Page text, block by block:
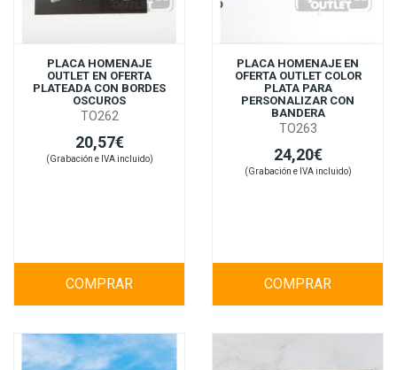
PLACA HOMENAJE
OUTLET EN OFERTA
PLATEADA CON BORDES
OSCUROS
TO262
20,57€
(Grabación e IVA incluido)
COMPRAR
PLACA HOMENAJE EN
OFERTA OUTLET COLOR
PLATA PARA
PERSONALIZAR CON
BANDERA
TO263
24,20€
(Grabación e IVA incluido)
COMPRAR